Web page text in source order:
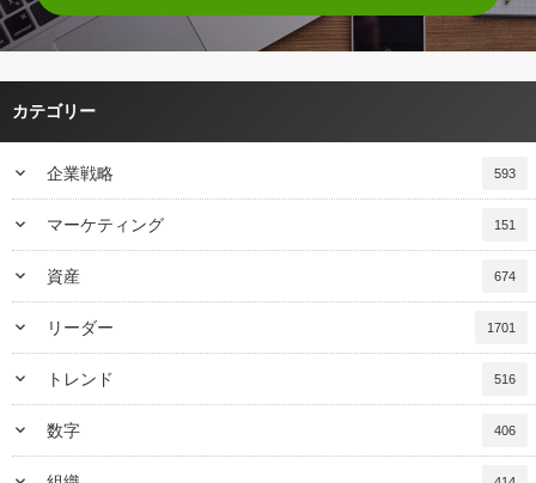
カテゴリー
keyboard_arrow_down 企業戦略 593
keyboard_arrow_down マーケティング 151
keyboard_arrow_down 資産 674
keyboard_arrow_down リーダー 1701
keyboard_arrow_down トレンド 516
keyboard_arrow_down 数字 406